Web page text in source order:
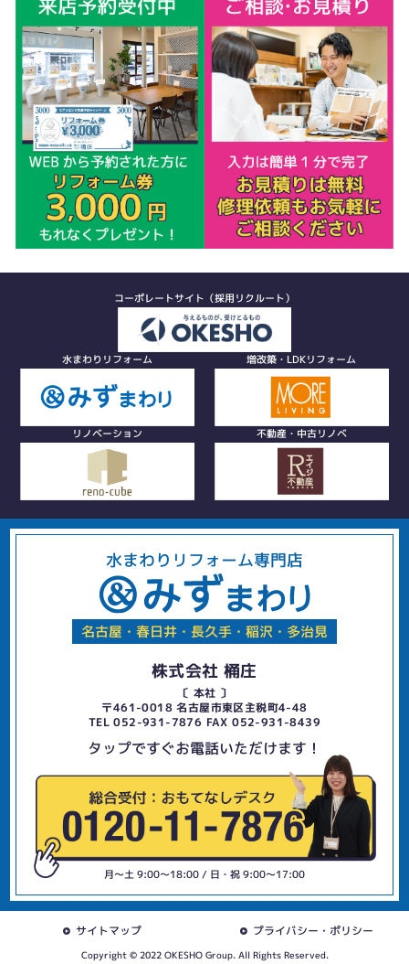
コーポレートサイト（採用リクルート）
水まわりリフォーム 増改築・LDKリフォーム
リノベーション 不動産・中古リノベ
水まわりリフォーム専門店
名古屋・春日井・長久手・稲沢・多治見
株式会社 桶庄
〔 本社 〕
〒461-0018 名古屋市東区主税町4-48
TEL 052-931-7876 FAX 052-931-8439
タップですぐお電話いただけます！
月〜土 9:00〜18:00 / 日・祝 9:00〜17:00
サイトマップ プライバシー・ポリシー
Copyright © 2022 OKESHO Group. All Rights Reserved.